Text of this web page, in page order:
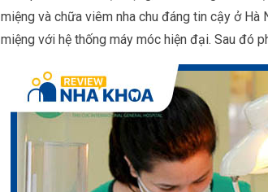
miệng và chữa viêm nha chu đáng tin cậy ở Hà
miệng với hệ thống máy móc hiện đại. Sau đó